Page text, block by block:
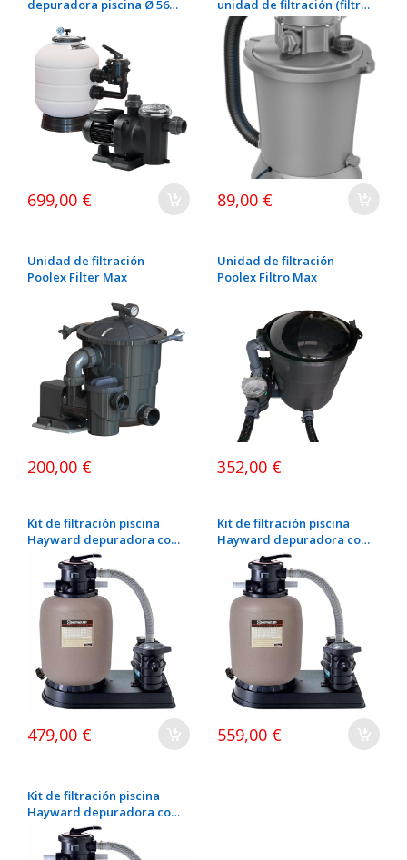
depuradora piscina Ø 560
y bomba Sena 1CV
699,00 €
unidad de filtración (filtro
+ bomba de circulación)
89,00 €
Unidad de filtración
Poolex Filter Max
200,00 €
Unidad de filtración
Poolex Filtro Max
352,00 €
Kit de filtración piscina
Hayward depuradora con
bomba Filtro Hayward 4
m³/h + bomba 0,25 CV
479,00 €
Kit de filtración piscina
Hayward depuradora con
bomba Filtro Hayward 6
m³/h + bomba 0,33 CV
559,00 €
Kit de filtración piscina
Hayward depuradora con
bomba Filtro Hayward 10
m³/h + bomba 0,75 CV